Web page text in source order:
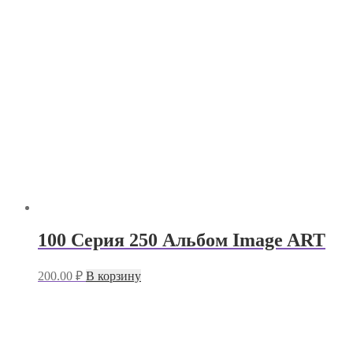
100 Серия 250 Альбом Image ART
200.00 ₽ В корзину